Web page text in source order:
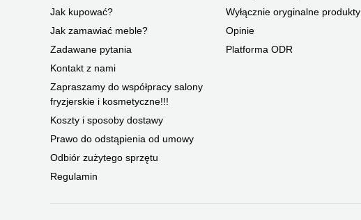
Jak kupować?
Jak zamawiać meble?
Zadawane pytania
Kontakt z nami
Zapraszamy do współpracy salony
fryzjerskie i kosmetyczne!!!
Koszty i sposoby dostawy
Prawo do odstąpienia od umowy
Odbiór zużytego sprzętu
Regulamin
Wyłącznie oryginalne produkty
Opinie
Platforma ODR